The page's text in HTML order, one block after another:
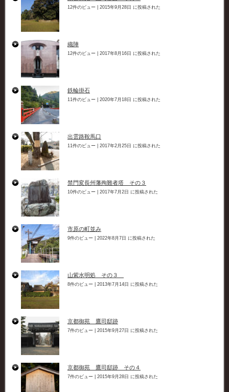
12件のビュー 2015年9月28日 に投稿された
織陣
12件のビュー 2017年8月16日 に投稿された
鉄輪掛石
11件のビュー 2020年7月18日 に投稿された
出雲路鞍馬口
11件のビュー 2017年2月25日 に投稿された
禁門変長州藩殉難者塔 その３
10件のビュー 2017年7月2日 に投稿された
市原の町並み
9件のビュー 2022年8月7日 に投稿された
山紫水明処 その３
8件のビュー 2013年7月14日 に投稿された
京都御苑 鷹司邸跡
7件のビュー 2015年9月27日 に投稿された
京都御苑 鷹司邸跡 その４
7件のビュー 2015年9月28日 に投稿された